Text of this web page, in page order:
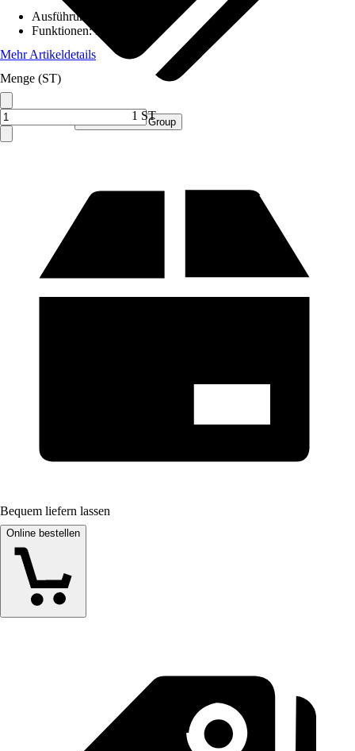
Verkauf durch: Procommerce Group
Ausführung
Funktionen:Mit Klappe
Mehr Artikeldetails
Menge (ST)
1 ST
Bequem liefern lassen
Online bestellen